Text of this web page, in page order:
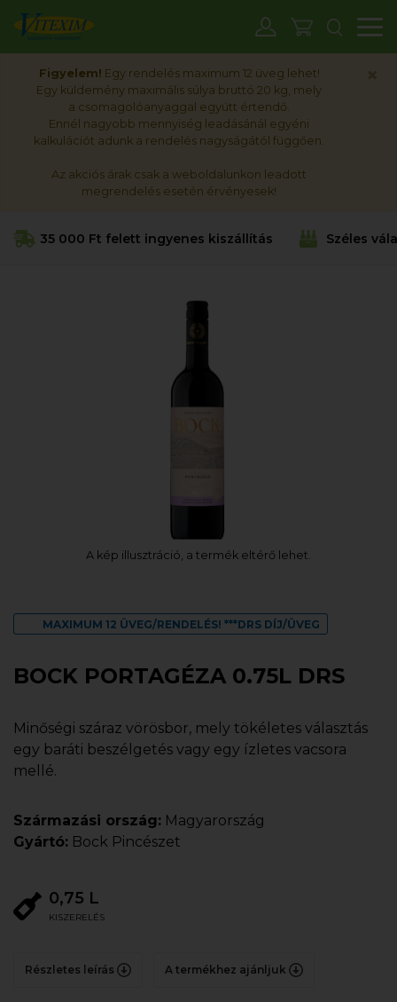
Figyelem! Egy rendelés maximum 12 üveg lehet!
Egy küldemény maximális súlya bruttó 20 kg, mely
a csomagolóanyaggal együtt értendő.
Ennél nagyobb mennyiség leadásánál egyéni
kalkulációt adunk a rendelés nagyságától függően.
Az akciós árak csak a weboldalunkon leadott
megrendelés esetén érvényesek!
35 000 Ft felett ingyenes kiszállítás Széles
A kép illusztráció, a termék eltérő lehet.
MAXIMUM 12 ÜVEG/RENDELÉS! ***DRS DÍJ/ÜVEG
BOCK PORTAGÉZA 0.75L DRS
Minőségi száraz vörösbor, mely tökéletes választás
egy baráti beszélgetés vagy egy ízletes vacsora
mellé.
Származási ország: Magyarország
Gyártó: Bock Pincészet
0,75 L
KISZERELÉS
Részletes leírás A termékhez ajánljuk